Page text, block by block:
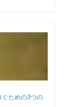
ぐための3つの